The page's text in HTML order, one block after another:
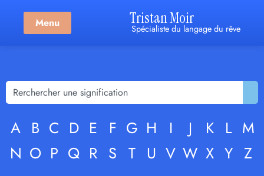
Menu Tristan Moir
Spécialiste du langage du rêve
A B C D E F G H I J K L M
N O P Q R S T U V W X Y Z